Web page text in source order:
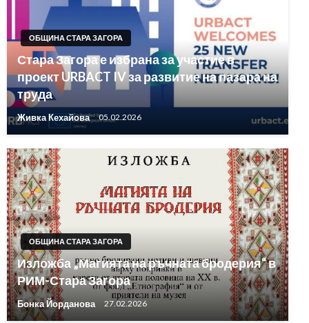
ОБЩИНА СТАРА ЗАГОРА
Стара Загора е избрана за участие в
проект URBACT IV за развитие на пазара на
труда
Живка Кехайова 05.02.2026
ОБЩИНА СТАРА ЗАГОРА
Изложба „Магията на ръчната бродерия“ в
РИМ-Стара Загора
Бонка Йорданова 27.02.2026